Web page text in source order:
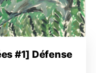
#1] Défense